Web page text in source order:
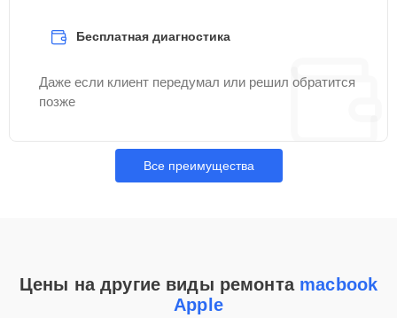
Бесплатная диагностика
Даже если клиент передумал или решил обратится
позже
Все преимущества
Цены на другие виды ремонта macbook
Apple